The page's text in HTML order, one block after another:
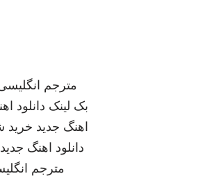
مترجم
بک لینک دانلود
اهنگ جدید خرید
دانلود اهنگ جدید
مترجم